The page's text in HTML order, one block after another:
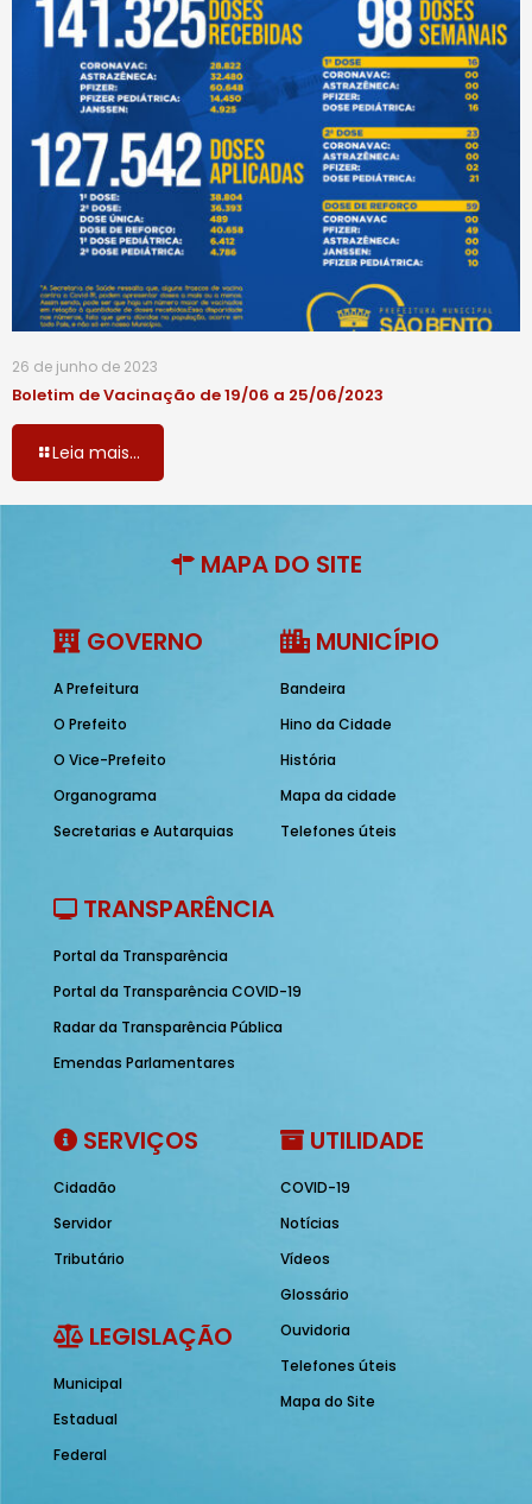
26 de junho de 2023
Boletim de Vacinação de 19/06 a 25/06/2023
Leia mais...
MAPA DO SITE
GOVERNO
A Prefeitura
O Prefeito
O Vice-Prefeito
Organograma
Secretarias e Autarquias
MUNICÍPIO
Bandeira
Hino da Cidade
História
Mapa da cidade
Telefones úteis
TRANSPARÊNCIA
Portal da Transparência
Portal da Transparência COVID-19
Radar da Transparência Pública
Emendas Parlamentares
SERVIÇOS
Cidadão
Servidor
Tributário
LEGISLAÇÃO
Municipal
Estadual
Federal
UTILIDADE
COVID-19
Notícias
Vídeos
Glossário
Ouvidoria
Telefones úteis
Mapa do Site